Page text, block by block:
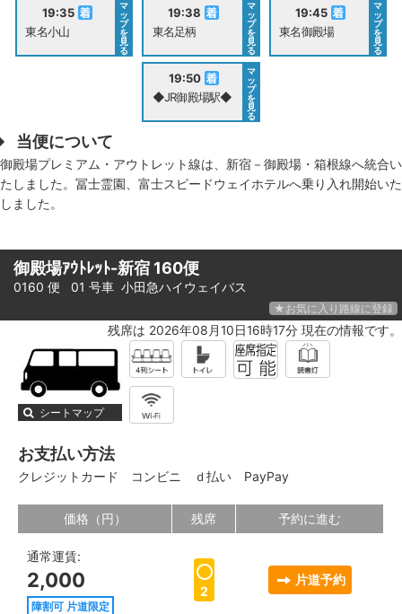
19:35
東名小山
マ
ッ
プ
を
見
る
19:38
東名足柄
マ
ッ
プ
を
見
る
19:45
東名御殿場
マ
ッ
プ
を
見
る
19:50
◆JR御殿場駅◆
マ
ッ
プ
を
見
る
当便について
御殿場プレミアム・アウトレット線は、新宿－御殿場・箱根線へ統合い
たしました。冨士霊園、富士スピードウェイホテルへ乗り入れ開始いた
しました。
御殿場ｱｳﾄﾚｯﾄ-新宿 160便
0160 便 01 号車 小田急ハイウェイバス
★お気に入り路線に登録
残席は 2026年08月10日16時17分 現在の情報です。
シートマップ
お支払い方法
クレジットカード コンビニ ｄ払い PayPay
価格（円） 残席 予約に進む
通常運賃:
2,000
障割可 片道限定
2
片道予約